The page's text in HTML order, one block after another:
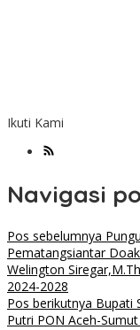
Ikuti Kami
Navigasi
Pos sebelumnya
Pematangsiantar
Welington
2024-2028
Pos berikutnya Bupati
Putri PON Aceh-Sumut